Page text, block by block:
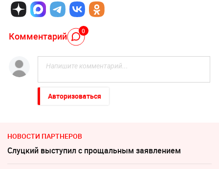
Комментарий 0
Авторизоваться
НОВОСТИ ПАРТНЕРОВ
Слуцкий выступил с прощальным заявлением